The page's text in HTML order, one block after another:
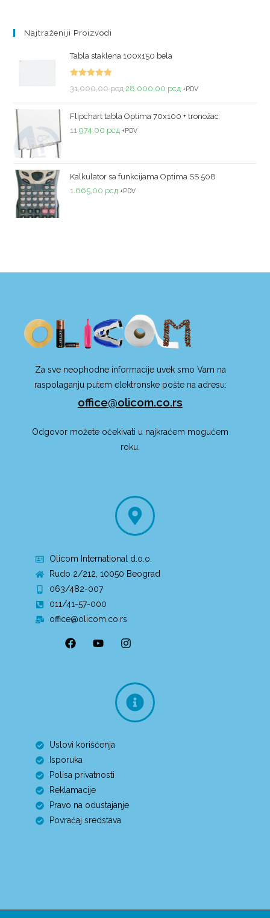
Najtraženiji Proizvodi
Tabla staklena 100x150 bela
31.000,00рсд 28.000,00 рсд +PDV
Flipchart tabla Optima 70x100 + tronožac
11.974,00 рсд +PDV
Kalkulator sa funkcijama Optima SS 508
1.665,00 рсд +PDV
Za sve neophodne informacije uvek smo Vam na
raspolaganju putem elektronske pošte na adresu:
office@olicom.co.rs
Odgovor možete očekivati u najkraćem mogućem
roku.
Olicom International d.o.o.
Rudo 2/212, 10050 Beograd
063/482-007
011/41-57-000
office@olicom.co.rs
Uslovi korišćenja
Isporuka
Polisa privatnosti
Reklamacije
Pravo na odustajanje
Povraćaj sredstava